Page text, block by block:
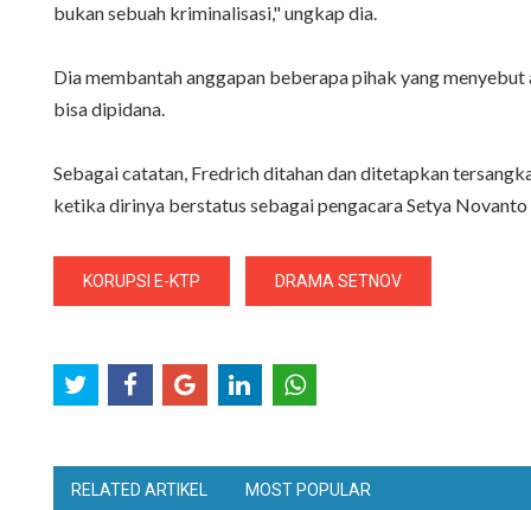
bukan sebuah kriminalisasi," ungkap dia.
Dia membantah anggapan beberapa pihak yang
bisa dipidana.
Sebagai catatan, Fredrich ditahan dan ditetapkan
ketika dirinya berstatus sebagai pengacara Setya
KORUPSI E-KTP DRAMA SETNOV
RELATED ARTIKEL MOST POPULAR